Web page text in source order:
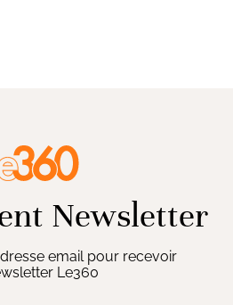
Newsletter
email pour recevoir
Le360